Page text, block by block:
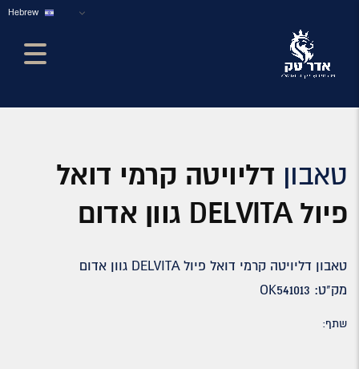
טאבון
דליויטה קרמי דואל
פיול DELVITA גוון אדום
טאבון דליויטה קרמי דואל פיול DELVITA גוון אדום
מק"ט: OK541013
שתף: